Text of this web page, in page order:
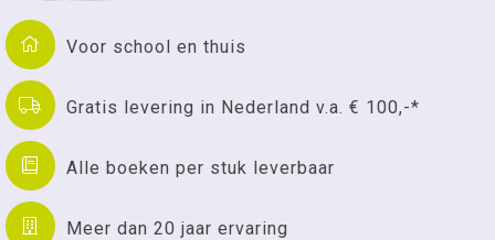
Voor school en thuis
Gratis levering in Nederland v.a. € 100,-*
Alle boeken per stuk leverbaar
Meer dan 20 jaar ervaring